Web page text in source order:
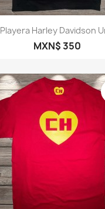
Vista rápida
Playera Harley Davidson
MXN$ 350